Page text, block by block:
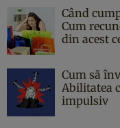
Când
Cum
din acest
Cum să
Abilitatea
impulsiv